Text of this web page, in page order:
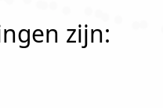
zijn: